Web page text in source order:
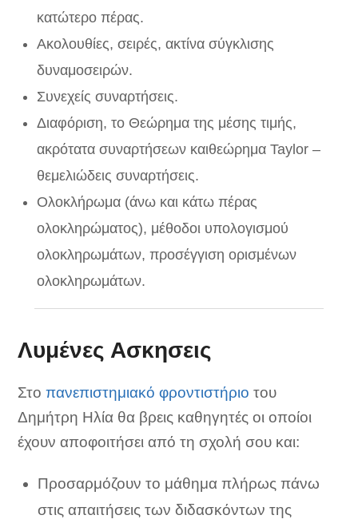
κατώτερο πέρας.
Ακολουθίες, σειρές, ακτίνα σύγκλισης
δυναμοσειρών.
Συνεχείς συναρτήσεις.
Διαφόριση, το Θεώρημα της μέσης τιμής,
ακρότατα συναρτήσεων καιθεώρημα Taylor –
θεμελιώδεις συναρτήσεις.
Ολοκλήρωμα (άνω και κάτω πέρας
ολοκληρώματος), μέθοδοι υπολογισμού
ολοκληρωμάτων, προσέγγιση ορισμένων
ολοκληρωμάτων.
Λυμένες Ασκησεις
Στοπανεπιστημιακό φροντιστήριο του
Δημήτρη Ηλία θα βρεις καθηγητές οι οποίοι
έχουν αποφοιτήσει από τη σχολή σου και:
Προσαρμόζουν το μάθημα πλήρως πάνω
στις απαιτήσεις των διδασκόντων της